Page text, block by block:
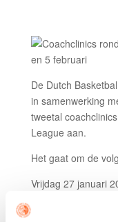
De Dutch
in samenwerking
tweetal
League aan.
Het gaat om de
Vrijdag 27 januari